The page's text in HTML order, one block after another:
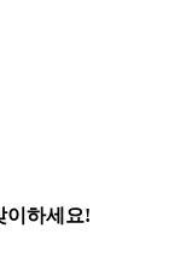
이하세요!